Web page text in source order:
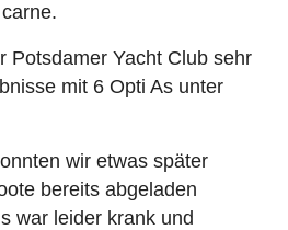
Potsdamer Yacht Club sehr
mit 6 Opti As unter
wir etwas später
bereits abgeladen
war leider krank und